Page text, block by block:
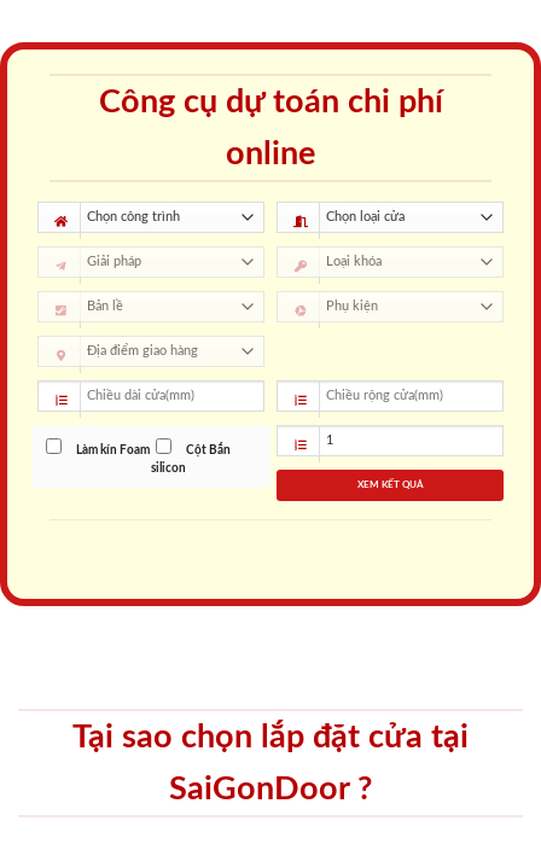
Công cụ dự toán chi phí
online
Làm kín Foam
Cột Bắn
silicon
XEM KẾT QUẢ
Tại sao chọn lắp đặt cửa tại
SaiGonDoor ?